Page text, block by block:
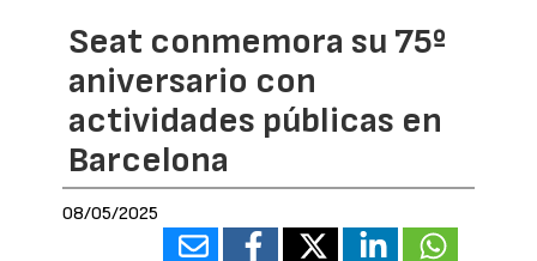
Seat conmemora su 75º
aniversario con
actividades públicas en
Barcelona
08/05/2025